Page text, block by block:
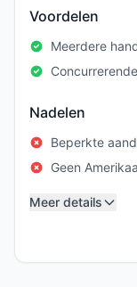
Voordelen
Meerdere
Nadelen
Beperkte
Geen
Meer details